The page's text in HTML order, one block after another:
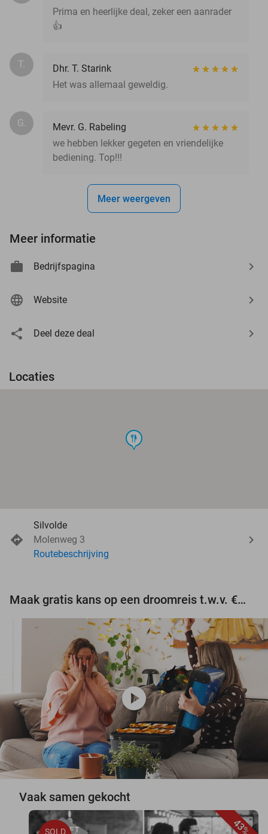
Prima en heerlijke deal, zeker een aanrader
👍
T.
Dhr. T. Starink
Het was allemaal geweldig.
G.
Mevr. G. Rabeling
we hebben lekker gegeten en vriendelijke
bediening. Top!!!
Meer weergeven
Meer informatie
Bedrijfspagina
Website
Deel deze deal
Locaties
food
Silvolde
Molenweg 3
Routebeschrijving
Maak gratis kans op een droomreis t.w.v. €3.000!
play_circle
Vaak samen gekocht
43%
SOLD